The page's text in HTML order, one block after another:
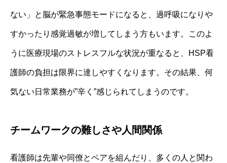
ない」と脳が緊急事態モードになると、過呼吸になりや
すかったり感覚過敏が増してしまう方もいます。このよ
うに医療現場のストレスフルな状況が重なると、HSP看
護師の負担は限界に達しやすくなります。その結果、何
気ない日常業務が”辛く”感じられてしまうのです。
チームワークの難しさや人間関係
看護師は先輩や同僚とペアを組んだり、多くの人と関わ